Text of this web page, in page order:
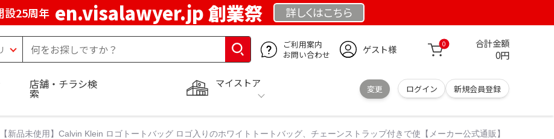
設25周年 en.visalawyer.jp 創業祭 詳しくはこちら
ご利用案内
お問い合わせ
ゲスト様 0 合計金額
0円
マイストア
変更 ログイン 新規会員登録
店舗・チラシ検
索
【新品未使用】Calvin Klein ロゴトートバッグ ロゴ入りのホワイトトートバッグ、チェーンストラップ付きで使【メーカー公式通販】